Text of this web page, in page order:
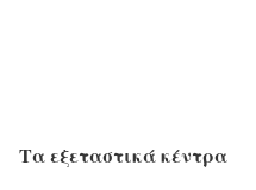
Τα εξεταστικά κέντρα